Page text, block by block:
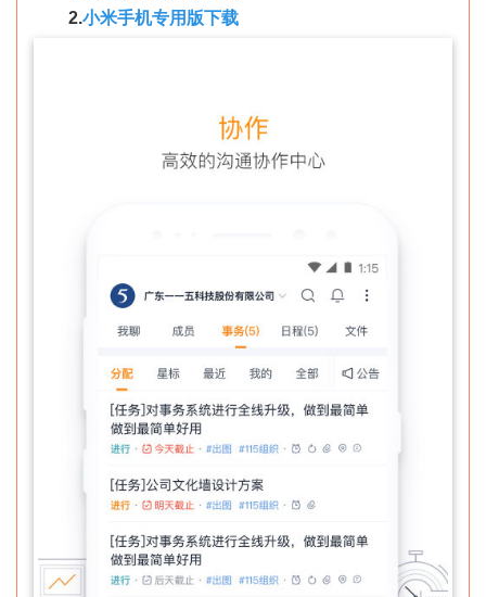
2.小米手机专用版下载